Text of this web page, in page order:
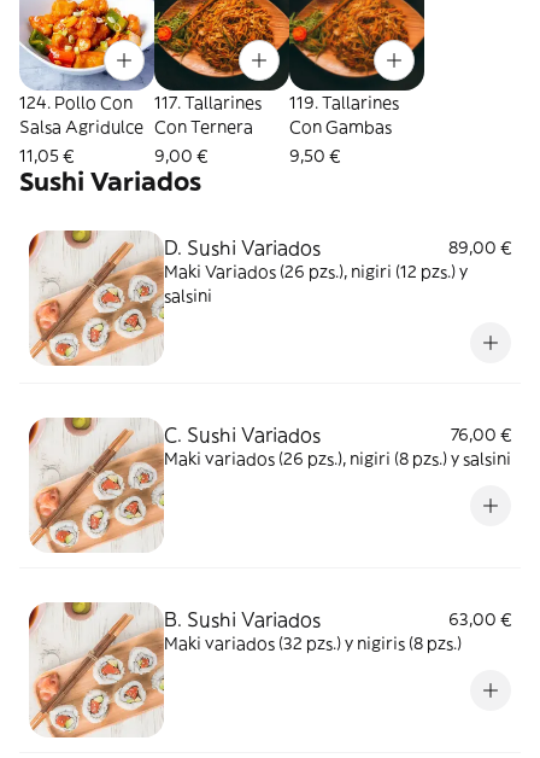
124. Pollo Con
Salsa Agridulce
11,05 €
117. Tallarines
Con Ternera
9,00 €
119. Tallarines
Con Gambas
9,50 €
Sushi Variados
D. Sushi Variados
89,00 €
Maki Variados (26 pzs.), nigiri (12 pzs.) y
salsini
C. Sushi Variados
76,00 €
Maki variados (26 pzs.), nigiri (8 pzs.) y salsini
B. Sushi Variados
63,00 €
Maki variados (32 pzs.) y nigiris (8 pzs.)